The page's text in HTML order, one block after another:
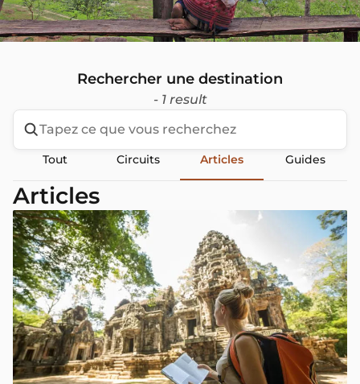
Rechercher une destination
- 1 result
Tout Circuits Articles Guides
Articles